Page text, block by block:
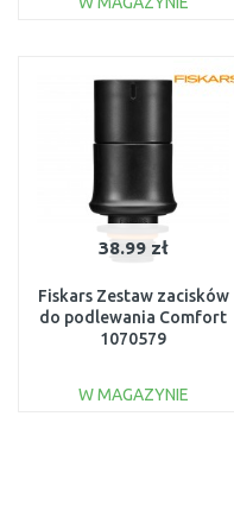
Do porównania
38.99 zł
Fiskars Zestaw zacisków
do podlewania Comfort
1070579
W MAGAZYNIE